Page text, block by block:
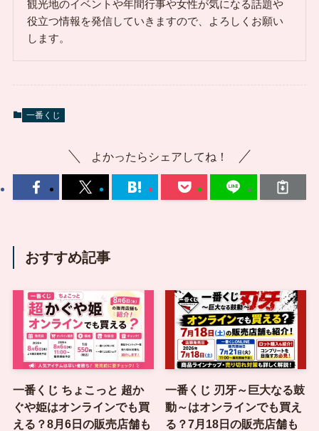
観光地のイベントや年間行事や女性が気になる話題や
役立つ情報を発信していきますので、よろしくお願い
します。
一番くじ
よかったらシェアしてね！
おすすめ記事
一番くじ ちょこっと 超か
ぐや姫はオンラインでも買
える？8月6日の販売店舗も
一番くじ 刃牙～巨大なる鼓
動～はオンラインでも買え
る？7月18日の販売店舗も